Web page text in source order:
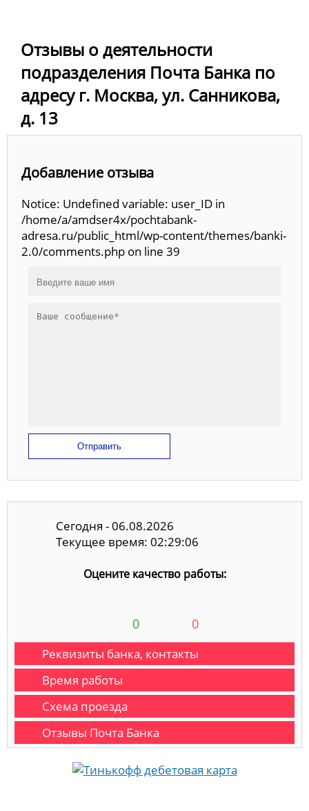
Отзывы о деятельности
подразделения Почта Банка по
адресу г. Москва, ул. Санникова,
д. 13
Добавление отзыва
Notice: Undefined variable: user_ID in
/home/a/amdser4x/pochtabank-
adresa.ru/public_html/wp-content/themes/banki-
2.0/comments.php on line 39
Отправить
Сегодня - 06.08.2026
Текущее время: 02:29:07
Оцените качество работы:
0 0
Реквизиты банка, контакты
Время работы
Схема проезда
Отзывы Почта Банка